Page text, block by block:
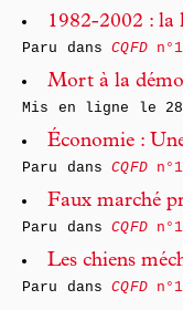
1982-2002 : la
Paru dansCQFD
Mort à la
Mis en ligne le
Économie :
Paru dansCQFD
Faux marché
Paru dansCQFD
Les chiens
Paru dansCQFD